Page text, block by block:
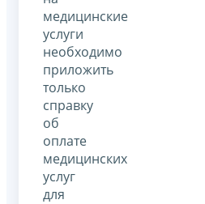
медицинские
услуги
необходимо
приложить
только
справку
об
оплате
медицинских
услуг
для